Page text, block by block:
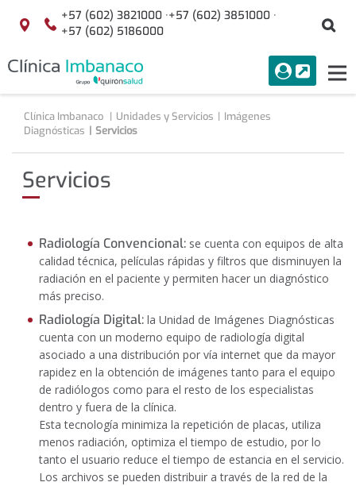
Saltar al contenido
Localización
+57 (602) 3821000 ·+57 (602) 3851000 ·
+57 (602) 5186000
menuAcceso
Buscar
Clínica Imbanaco Unidades y Servicios
Imágenes
Diagnósticas
Servicios
Servicios
Radiología Convencional:se cuenta con equipos de alta
calidad técnica, películas rápidas y filtros que disminuyen la
radiación en el paciente y permiten hacer un diagnóstico
más preciso.
Radiología Digital:la Unidad de Imágenes Diagnósticas
cuenta con un moderno equipo de radiología digital
asociado a una distribución por vía internet que da mayor
rapidez en la obtención de imágenes tanto para el equipo
de radiólogos como para el resto de los especialistas
dentro y fuera de la clínica.
Esta tecnología minimiza la repetición de placas, utiliza
menos radiación, optimiza el tiempo de estudio, por lo
tanto el usuario reduce el tiempo de estancia en el servicio.
Los archivos se pueden distribuir a través de la red de la